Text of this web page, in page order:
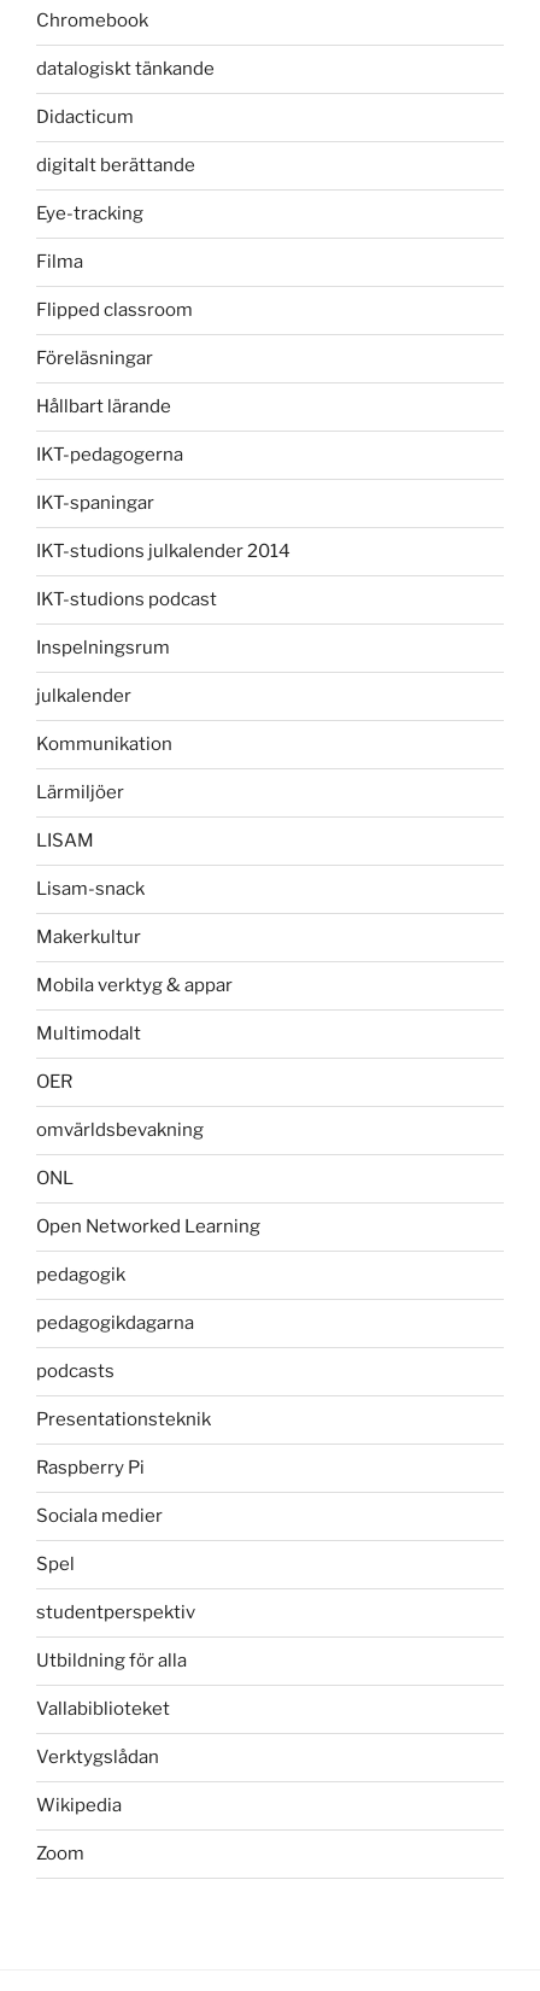
Chromebook
datalogiskt tänkande
Didacticum
digitalt berättande
Eye-tracking
Filma
Flipped classroom
Föreläsningar
Hållbart lärande
IKT-pedagogerna
IKT-spaningar
IKT-studions julkalender 2014
IKT-studions podcast
Inspelningsrum
julkalender
Kommunikation
Lärmiljöer
LISAM
Lisam-snack
Makerkultur
Mobila verktyg & appar
Multimodalt
OER
omvärldsbevakning
ONL
Open Networked Learning
pedagogik
pedagogikdagarna
podcasts
Presentationsteknik
Raspberry Pi
Sociala medier
Spel
studentperspektiv
Utbildning för alla
Vallabiblioteket
Verktygslådan
Wikipedia
Zoom